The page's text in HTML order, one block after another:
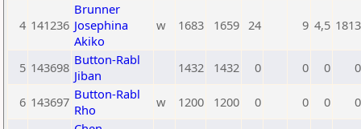
4 141236
Brunner
Josephina
Akiko
w 1683 1659 24 9 4,5 1813
5 143698 Button-Rabl
Jiban
1432 1432 0 0 0 0
6 143697 Button-Rabl
Rho
w 1200 1200 0 0 0 0